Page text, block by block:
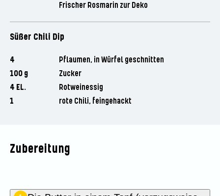
Frischer Rosmarin zur Deko
Süßer Chili Dip
4
Pflaumen, in Würfel geschnitten
100 g
Zucker
4 EL.
Rotweinessig
1
rote Chili, feingehackt
Zubereitung